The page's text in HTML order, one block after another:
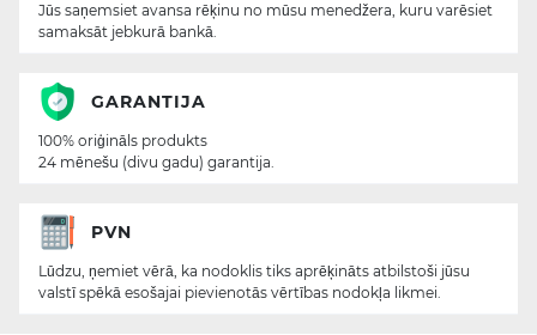
Jūs saņemsiet avansa rēķinu no mūsu menedžera, kuru varēsiet
samaksāt jebkurā bankā.
GARANTIJA
100% oriģināls produkts
24 mēnešu (divu gadu) garantija.
PVN
Lūdzu, ņemiet vērā, ka nodoklis tiks aprēķināts atbilstoši jūsu
valstī spēkā esošajai pievienotās vērtības nodokļa likmei.